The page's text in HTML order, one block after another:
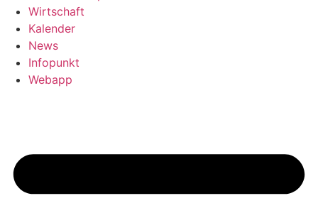
Wirtschaft
Kalender
News
Infopunkt
Webapp